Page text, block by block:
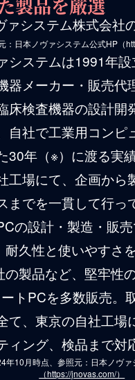
製品を厳選
：日本ノヴァシステム公式HP（
システムは1991年
器メーカー・販売代
床検査機器の設計開
自社で工業用コンピ
30年（※）に渡る実
工場にて、企画から
までを一貫して行っ
の設計・製造・販
耐久性と使いやすさ
製品など、堅牢性
ートPCを多数販売。
て、東京の自社工場
ィング、検品まで対
年10月時点、参照元：日本ノヴァ
（https://jnovas.com/）